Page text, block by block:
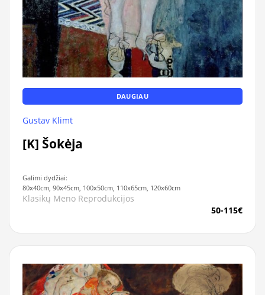
DAUGIAU
Gustav Klimt
[K] Šokėja
Galimi dydžiai:
80x40cm, 90x45cm, 100x50cm, 110x65cm, 120x60cm
Klasikų Meno Reprodukcijos
50-115€